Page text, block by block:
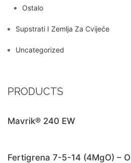
Ostalo
Supstrati I Zemlja Za Cvijeće
Uncategorized
PRODUCTS
Mavrik® 240 EW
Fertigrena 7-5-14 (4MgO) –